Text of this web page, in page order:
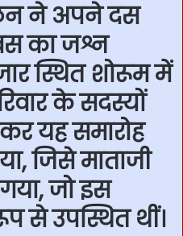
ने अपने दस
का जश्न
स्थित शोरूम में
के सदस्यों
यह समारोह
जिसे माताजी
जो इस
से उपस्थित थीं।